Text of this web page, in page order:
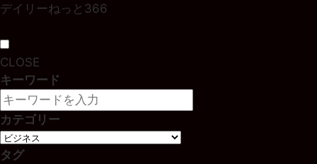
デイリーねっと366
CLOSE
キーワード
カテゴリー
タグ